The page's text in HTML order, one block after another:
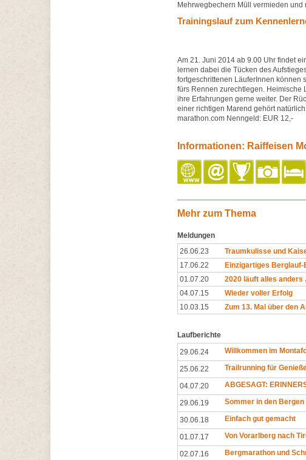
Mehrwegbechern Müll vermieden
Trainingslauf zum
Am 21. Juni 2014 ab 9.00 Uhr findet
lernen dabei die Tücken des
fortgeschrittenen LäuferInnen können
fürs Rennen zurechtlegen. Heimische
ihre Erfahrungen gerne weiter. Der
einer richtigen Marend gehört
marathon.com Nenngeld: EUR 12,-
Informationen: Raiffeisen
Mehr zum Thema
Meldungen
26.06.23
Traumkulisse und
17.06.22
Einzigartiges Berglauf-
01.07.20
2020 läuft alles anders
04.07.15
Wieder voller Erfolg
10.03.15
Zum 13. Mal über den
Laufberichte
29.06.24
Willkommen im
25.06.22
Trailrunning für
04.07.20
ABGESAGT:
29.06.19
Sommer in den Bergen
30.06.18
Einfach gut gemacht
01.07.17
Von Vorarlberg nach
02.07.16
Bergmarathon und